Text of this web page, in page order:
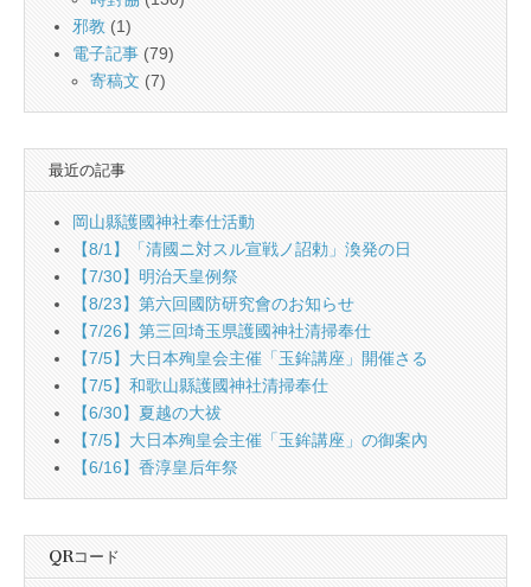
邪教 (1)
電子記事 (79)
寄稿文 (7)
最近の記事
岡山縣護國神社奉仕活動
【8/1】「清國ニ対スル宣戦ノ詔勅」渙発の日
【7/30】明治天皇例祭
【8/23】第六回國防研究會のお知らせ
【7/26】第三回埼玉県護國神社清掃奉仕
【7/5】大日本殉皇会主催「玉鉾講座」開催さる
【7/5】和歌山縣護國神社清掃奉仕
【6/30】夏越の大祓
【7/5】大日本殉皇会主催「玉鉾講座」の御案內
【6/16】香淳皇后年祭
QRコード